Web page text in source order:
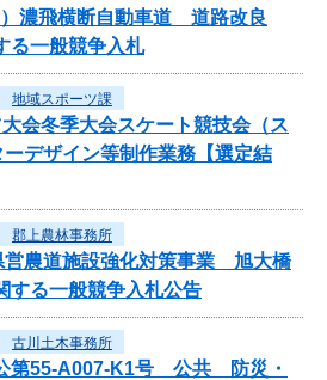
濃飛横断自動車道 道路改良
る一般競争入札
地域スポーツ課
会冬季大会スケート競技会（ス
デザイン等制作業務【選定結
郡上農林事務所
営農道施設強化対策事業 旭大橋
る一般競争入札公告
古川土木事務所
第55-A007-K1号 公共 防災・